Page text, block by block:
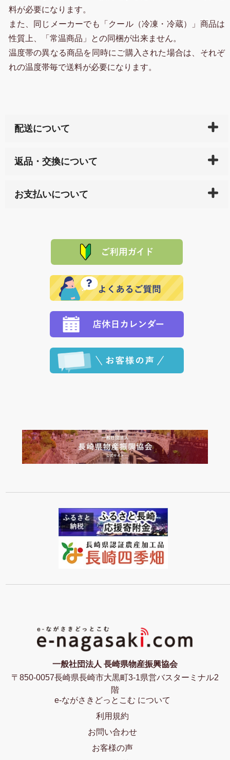
料が必要になります。
また、同じメーカーでも「クール（冷凍・冷蔵）」商品は
性質上、「常温商品」との同梱が出来ません。
温度帯の異なる商品を同時にご購入された場合は、それぞ
れの温度帯毎で送料が必要になります。
配送について
天ペイ」の方はご注文受付後）、 長崎県下全域に点在
サイト内で購入された商品の送料は、こちらの
全国送
れの生産メーカーからお客様の元へ直送いたしますの
で、 それぞれ個別に送料が必要になります。
返品・交換について
または配送途中の 事故などで不都合が生じている場合
品代金を返金いたします。）
その際は誠に申し訳ありませんが、当協会までご注文
願いいたします。
お支払いについて
た場合、お客様からの ご入金を確認した後で、商品を
定された場合は、準備出来次第の便にてお送りいたし
ます。 （到着日指定をされている場合は、ご指定の日
程に合わせてお届けいたします。）
一般社団法人 長崎県物産振興協会
〒850-0057長崎県長崎市大黒町3-1県営バスターミナル2
階
e-ながさきどっとこむ について
利用規約
お問い合わせ
お客様の声